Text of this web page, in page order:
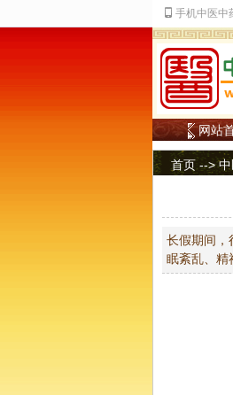
网站
首页 -->
长假期间，
眠紊乱、精